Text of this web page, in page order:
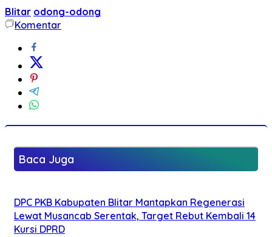
Blitar odong-odong
Komentar
Baca Juga
DPC PKB Kabupaten Blitar Mantapkan Regenerasi
Lewat Musancab Serentak, Target Rebut Kembali 14
Kursi DPRD